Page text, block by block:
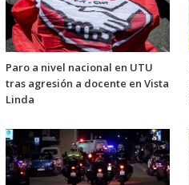
Paro a nivel nacional en UTU
tras agresión a docente en Vista
Linda